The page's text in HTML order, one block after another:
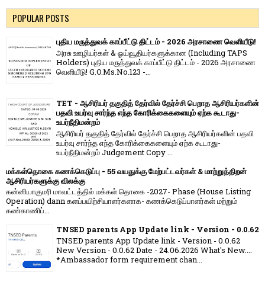
POPULAR POSTS
புதிய மருத்துவக் காப்பீட்டு திட்டம் - 2026 அரசாணை வெளியீடு!
அரசு ஊழியர்கள் & ஓய்வூதியர்களுக்கான (Including TAPS
Holders) புதிய மருத்துவக் காப்பீட்டு திட்டம் - 2026 அரசாணை
வெளியீடு! G.O.Ms.No.123 -...
TET - ஆசிரியர் தகுதித் தேர்வில் தேர்ச்சி பெறாத ஆசிரியர்களின்
பதவி உயர்வு சார்ந்த எந்த கோரிக்கைகளையும் ஏற்க கூடாது-
உயர்நீதிமன்றம்
ஆசிரியர் தகுதித் தேர்வில் தேர்ச்சி பெறாத ஆசிரியர்களின் பதவி
உயர்வு சார்ந்த எந்த கோரிக்கைகளையும் ஏற்க கூடாது-
உயர்நீதிமன்றம் Judgement Copy ...
மக்கள்தொகை கணக்கெடுப்பு - 55 வயதுக்கு மேற்பட்டவர்கள் & மாற்றுத்திறன்
ஆசிரியர்களுக்கு விலக்கு
கன்னியாகுமரி மாவட்டத்தில் மக்கள் தொகை -2027- Phase (House Listing
Operation) dann களப்பயிற்சியாளர்களாக- கணக்கெடுப்பாளர்கள் மற்றும்
கண்காணிப்...
TNSED parents App Update link - Version - 0.0.62
TNSED parents App Update link - Version - 0.0.62
New Version - 0.0.62 Date - 24.06.2026 What's New....
*Ambassador form requirement chan...